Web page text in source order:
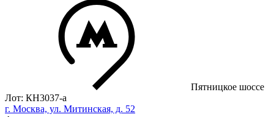
Пятницкое шоссе
Лот: КН3037-a
г. Москва, ул. Митинская, д. 52